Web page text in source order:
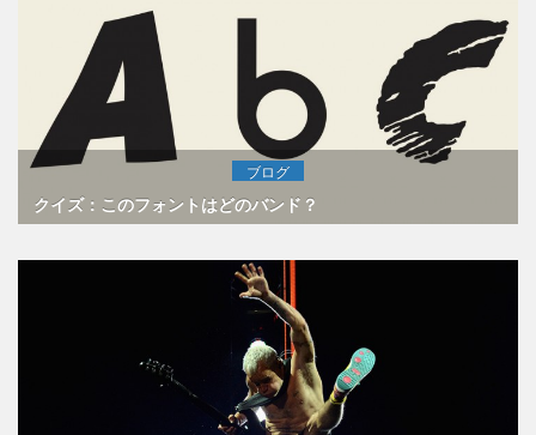
ブログ
クイズ：このフォントはどのバンド？